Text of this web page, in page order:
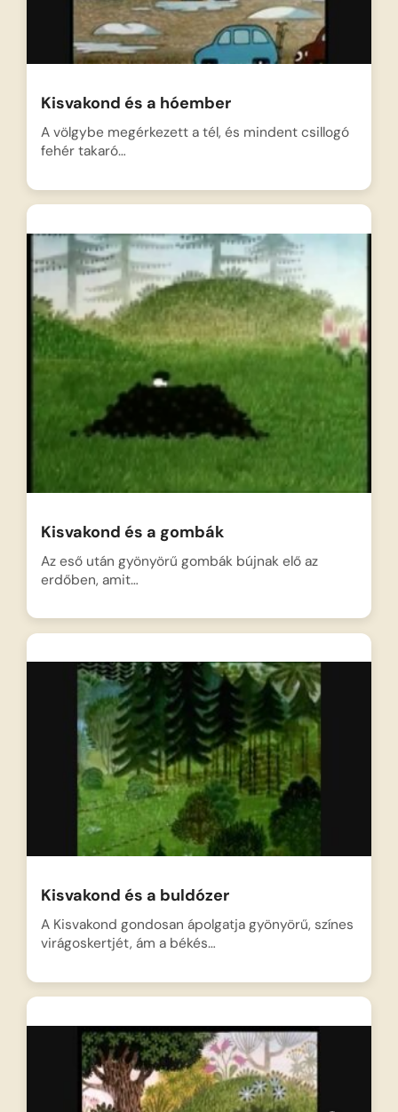
Kisvakond és a hóember
A völgybe megérkezett a tél, és mindent csillogó
fehér takaró…
Kisvakond és a gombák
Az eső után gyönyörű gombák bújnak elő az
erdőben, amit…
Kisvakond és a buldózer
A Kisvakond gondosan ápolgatja gyönyörű, színes
virágoskertjét, ám a békés…